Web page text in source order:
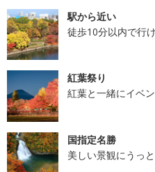
駅から近い
徒歩10分以内で行
紅葉祭り
紅葉と一緒にイベ
国指定名勝
美しい景観にうっ